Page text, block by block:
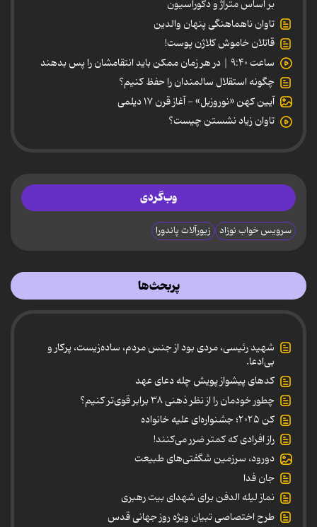
بر اساس متراژ و دکوراسیون
تاوان ناهماهنگی پنهان والدین
قاتلان خاموش کلاژن پوست!
ساعت ۹:۴۰ | در هر زمان ممکن باید انتقامشان را پس بدهند
چگونه استقلال سالمندان را حفظ کنیم؟
آیین کهن «نوروزبل» - آغاز قرن ۱۷ دیلمی
تاوان زیاد نشستن چیست؟
وب‌گردی
سرویس خواب نوزاد زیورآلات پاندورا
پربحث‌ها
شهید رئیسی، مردی بود از جنس مردم، ساده‌زیست، پرکار و
بی‌ادعا.
کدهای پیشواز پویش چله دعای عهد
چطور خودمان را از نظر ذهنی ۳۸ برابر قوی‌تر کنیم؟
کن ۲۰۲۵؛ جشنواره‌ای علیه خانواده
راز افرادی که کمتر ضرر می‌کنند!
دورود، سرزمین شگفتی‌های طبیعت
جان فدا
نماز لیله الدفن برای شهدای بیت رهبری
طرح اختصاصی تبیان ویژه روز جهانی قدس